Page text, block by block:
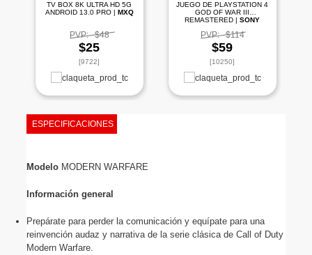
TV BOX 8K ULTRA HD 5G
MXQ
PVP: $48
$25
[9722]
JUEGO DE PLAYSTATION 4
GOD OF WAR III
REMASTERED |SONY
PVP: $114
$59
[10250]
ESPECIFICACIONES
Modelo MODERN WARFARE
Información general
Prepárate para perder la comunicación y equípate para una
reinvención audaz y narrativa de la serie clásica de Call of Duty
Modern Warfare.